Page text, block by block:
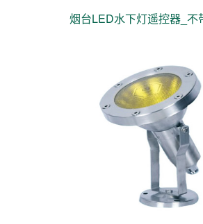
烟台LED水下灯遥控器_不